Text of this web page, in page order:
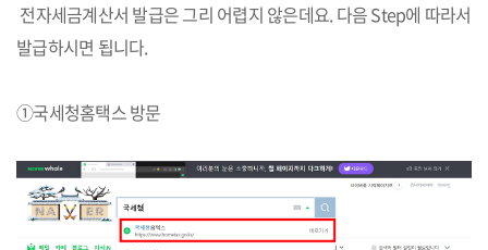
전자세금계산서 발급은 그리 어렵지 않은데요. 다음 Step에 따라서
발급하시면 됩니다.
①국세청홈택스 방문